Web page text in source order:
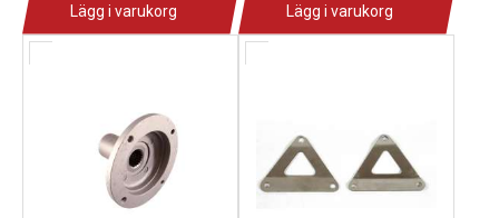
Lägg i varukorg Lägg i varukorg